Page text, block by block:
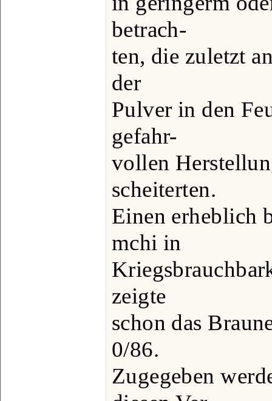
betrach-
ten, die zuletzt
der
Pulver in den
gefahr-
vollen
scheiterten.
Einen erheblich
mchi in
zeigte
schon das
0/86.
Zugegeben